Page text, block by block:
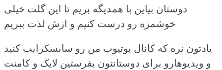
دوستان بیاین با همدیگه بریم تا این گلت خیلی
خوشمزه رو درست کنیم و ازش لذت ببریم
یادتون نره که کانال یوتیوب من رو سابسکرایب کنید
و ویدیوهارو برای دوستانتون بفرستین لایک و کامنت